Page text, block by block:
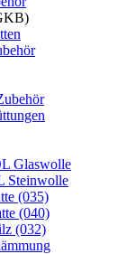
Glaswolle
Steinwolle
(035)
(040)
(032)